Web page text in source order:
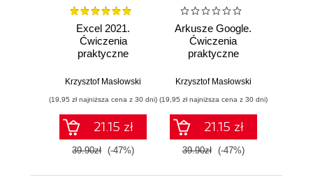
Excel 2021.
Ćwiczenia
praktyczne
Krzysztof Masłowski
(19,95 zł najniższa cena z 30 dni)
21.15 zł
39.90zł (-47%)
Arkusze Google.
Ćwiczenia
praktyczne
Krzysztof Masłowski
(19,95 zł najniższa cena z 30 dni)
21.15 zł
39.90zł (-47%)